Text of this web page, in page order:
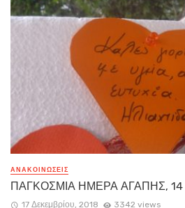
ΑΝΑΚΟΙΝΏΣΕΙΣ
ΠΑΓΚΟΣΜΙΑ ΗΜΕΡΑ ΑΓΑΠΗΣ,
17 Δεκεμβρίου, 2018 3342 views